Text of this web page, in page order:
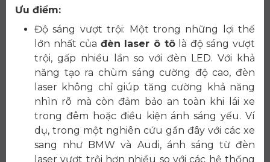
Ưu điểm:
Độ sáng vượt trội: Một trong những lợi thế
lớn nhất của đèn laser ô tôlà độ sáng vượt
trội, gấp nhiều lần so với đèn LED. Với khả
năng tạo ra chùm sáng cường độ cao, đèn
laser không chỉ giúp tăng cường khả năng
nhìn rõ mà còn đảm bảo an toàn khi lái xe
trong đêm hoặc điều kiện ánh sáng yếu. Ví
dụ, trong một nghiên cứu gần đây với các xe
sang như BMW và Audi, ánh sáng từ đèn
laser vượt trội hơn nhiều so với các hệ thống